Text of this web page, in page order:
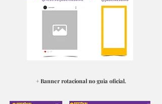
+ Banner rotacional no guia oficial.